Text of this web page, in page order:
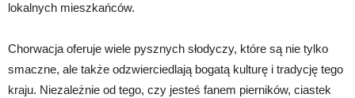
lokalnych mieszkańców.
Chorwacja oferuje wiele pysznych słodyczy, które są nie tylko
smaczne, ale także odzwierciedlają bogatą kulturę i tradycję tego
kraju. Niezależnie od tego, czy jesteś fanem pierników, ciastek